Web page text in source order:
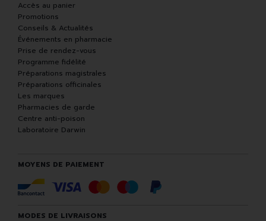
Accès au panier
Promotions
Conseils & Actualités
Événements en pharmacie
Prise de rendez-vous
Programme fidélité
Préparations magistrales
Préparations officinales
Les marques
Pharmacies de garde
Centre anti-poison
Laboratoire Darwin
MOYENS DE PAIEMENT
MODES DE LIVRAISONS